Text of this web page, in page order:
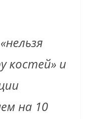
костей» и
на 10